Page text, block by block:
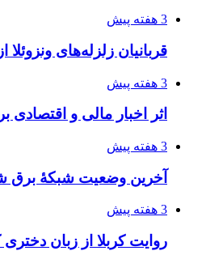
3 هفته پیش
قربانیان زلزله‌های ونزوئلا از ۵۰۰۰ نفر فراتر رفت
3 هفته پیش
اثر اخبار مالی و
3 هفته پیش
آخرین وضعیت شبکۀ برق
3 هفته پیش
روایت کربلا از زبان